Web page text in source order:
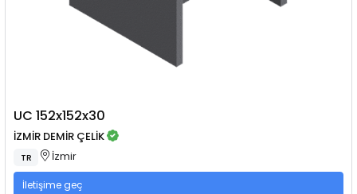
UC 152x152x30
İZMİR DEMİR ÇELİK
TR İzmir
İletişime geç